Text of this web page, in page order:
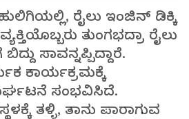
ರೈಲು ಇಂಜಿನ್ ಡಿಕ್ಕಿ
ತುಂಗಭದ್ರಾ ರೈಲು
ಸಾವನ್ನಪ್ಪಿದ್ದಾರೆ.
ಕಾರ್ಯಕ್ರಮಕ್ಕೆ
ಸಂಭವಿಸಿದೆ.
ತಳ್ಳಿ, ತಾನು ಪಾರಾಗುವ